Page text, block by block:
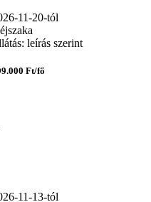
11-20-tól
leírás szerint
Ft/fő
11-13-tól